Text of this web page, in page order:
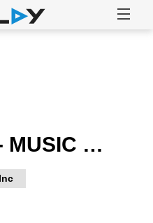
NEW 뮤직다운 - MUSIC DOWN